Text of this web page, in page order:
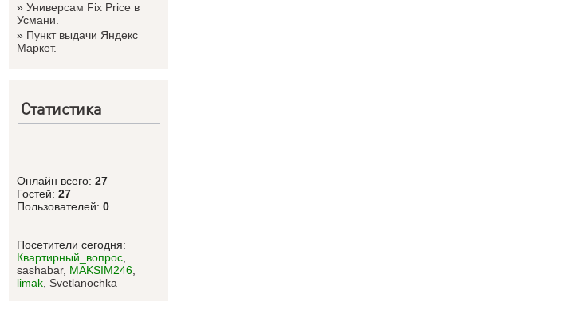
» Универсам Fix Price в
Усмани.
» Пункт выдачи Яндекс
Маркет.
Статистика
Онлайн всего: 27
Гостей: 27
Пользователей: 0
Посетители сегодня:
Квартирный_вопрос
sashabar, MAKSIM246
limak Svetlanоchka